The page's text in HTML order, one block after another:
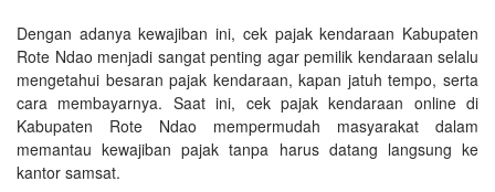
Dengan adanya kewajiban ini, cek pajak kendaraan Kabupaten
Rote Ndao menjadi sangat penting agar pemilik kendaraan selalu
mengetahui besaran pajak kendaraan, kapan jatuh tempo, serta
cara membayarnya. Saat ini, cek pajak kendaraan online di
Kabupaten Rote Ndao mempermudah masyarakat dalam
memantau kewajiban pajak tanpa harus datang langsung ke
kantor samsat.